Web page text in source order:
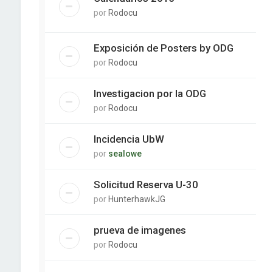
por Rodocu
Exposición de Posters by ODG
porRodocu
Investigacion por la ODG
porRodocu
Incidencia UbW
por sealowe
Solicitud Reserva U-30
porHunterhawkJG
prueva de imagenes
porRodocu